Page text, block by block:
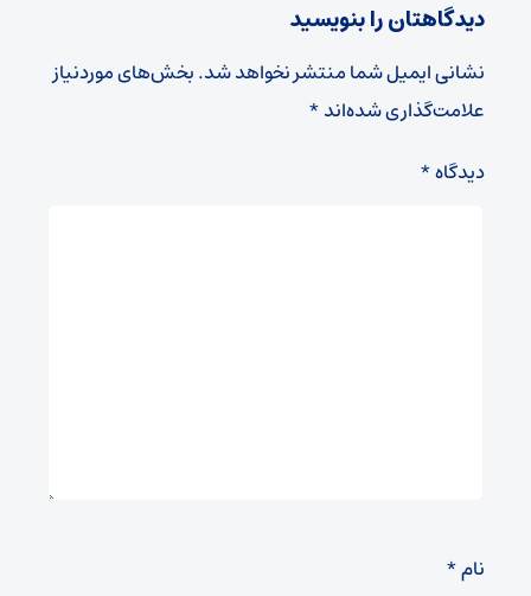
دیدگاهتان را بنویسید
نشانی ایمیل شما منتشر نخواهد شد.بخش‌های موردنیاز
علامت‌گذاری شده‌اند*
دیدگاه*
نام*